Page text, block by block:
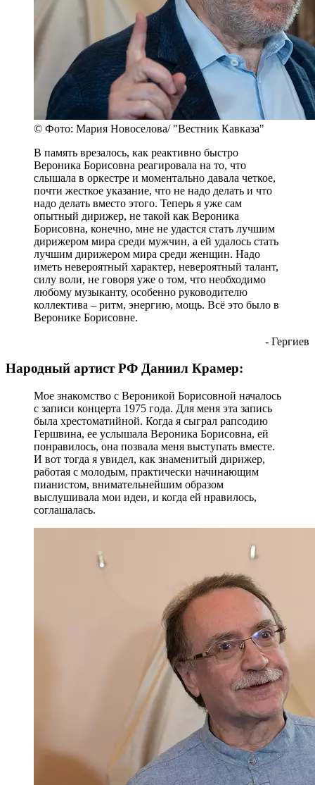
© Фото: Мария Новоселова/ "Вестник Кавказа"
В память врезалось, как реактивно быстро
Вероника Борисовна реагировала на то, что
слышала в оркестре и моментально давала четкое,
почти жесткое указание, что не надо делать и что
надо делать вместо этого. Теперь я уже сам
опытный дирижер, не такой как Вероника
Борисовна, конечно, мне не удастся стать лучшим
дирижером мира среди мужчин, а ей удалось стать
лучшим дирижером мира среди женщин. Надо
иметь невероятный характер, невероятный талант,
силу воли, не говоря уже о том, что необходимо
любому музыканту, особенно руководителю
коллектива – ритм, энергию, мощь. Всё это было в
Веронике Борисовне.
- Гергиев
Народный артист РФ Даниил Крамер:
Мое знакомство с Вероникой Борисовной началось
с записи концерта 1975 года. Для меня эта запись
была хрестоматийной. Когда я сыграл рапсодию
Гершвина, ее услышала Вероника Борисовна, ей
понравилось, она позвала меня выступать вместе.
И вот тогда я увидел, как знаменитый дирижер,
работая с молодым, практически начинающим
пианистом, внимательнейшим образом
выслушивала мои идеи, и когда ей нравилось,
соглашалась.